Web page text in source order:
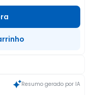
Resumo gerado por IA